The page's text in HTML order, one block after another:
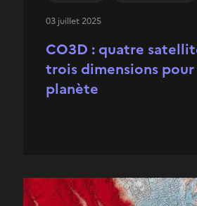
CO3D : quatre
trois dimensions pour
planète
03 juillet 2025